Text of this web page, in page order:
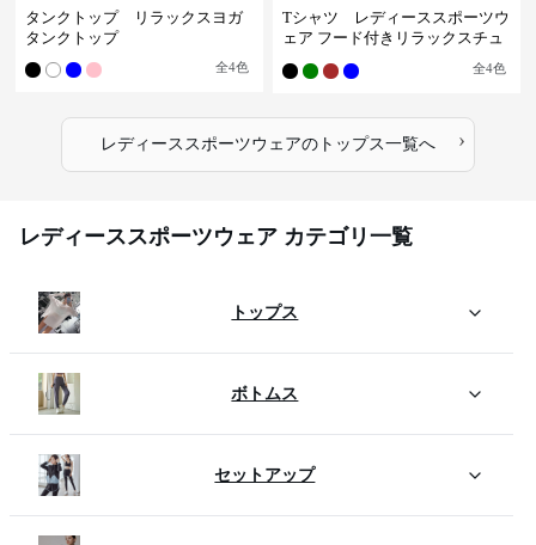
タンクトップ リラックスヨガ
タンクトップ
全4色
Tシャツ レディーススポーツウ
ェア フード付きリラックスチュ
全4色
レディーススポーツウェアのトップス一覧へ ›
レディーススポーツウェア カテゴリ一覧
トップス
ボトムス
セットアップ